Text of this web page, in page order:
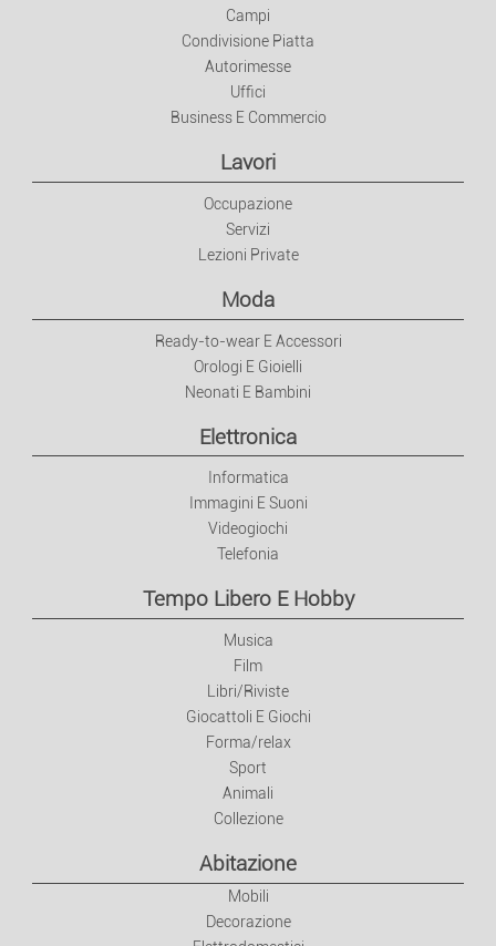
Bricolage E Giardinaggio
Campi
Condivisione Piatta
Autorimesse
Uffici
Business E Commercio
Lavori
Occupazione
Servizi
Lezioni Private
Moda
Ready-to-wear E Accessori
Orologi E Gioielli
Neonati E Bambini
Elettronica
Informatica
Immagini E Suoni
Videogiochi
Telefonia
Tempo Libero E Hobby
Musica
Film
Libri/Riviste
Giocattoli E Giochi
Forma/relax
Sport
Animali
Collezione
Abitazione
Mobili
Decorazione